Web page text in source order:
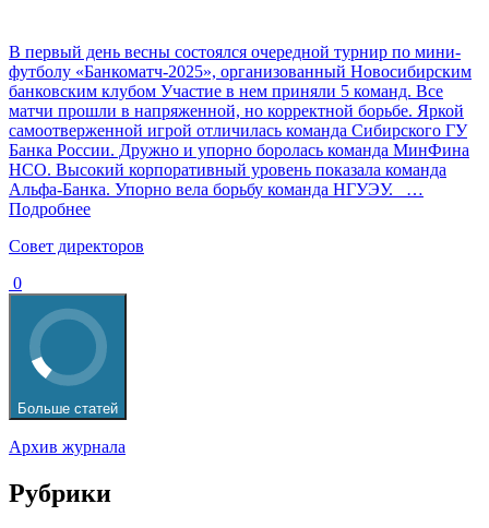
В первый день весны состоялся очередной турнир по мини-
футболу «Банкоматч-2025», организованный Новосибирским
банковским клубом Участие в нем приняли 5 команд. Все
матчи прошли в напряженной, но корректной борьбе. Яркой
самоотверженной игрой отличилась команда Сибирского ГУ
Банка России. Дружно и упорно боролась команда МинФина
НСО. Высокий корпоративный уровень показала команда
Альфа-Банка. Упорно вела борьбу команда НГУЭУ.
…
Подробнее
Cовет директоров
0
Больше статей
Архив журнала
Рубрики